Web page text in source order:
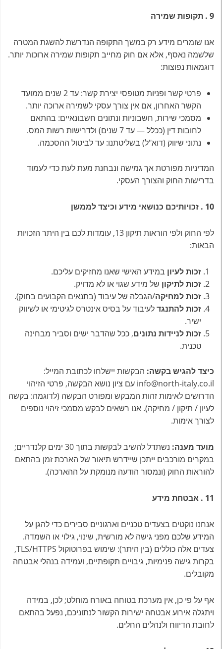
9
. תקופות שמירה
אנו שומרים מידע רק במשך התקופה הנדרשת להשגת המטרה
שלשמה נאסף, אלא אם חוק מחייב תקופות שמירה ארוכות יותר.
דוגמאות נפוצות:
פרטי קשר ופניות מטופסי יצירת קשר: עד 2 שנים ממועד
הקשר האחרון, אם אין צורך עסקי לשמירה ארוכה יותר.
מסמכי שירות, חשבוניות ונתונים חשבונאיים: בהתאם
לחובות דין (ככלל — עד 7 שנים) ולדרישות רשות המס.
נתוני שיווק (דוא"ל) בשליטתנו: עד לביטול ההסכמה.
המדיניות מפורטת אך גמישה ונבחנת מעת לעת כדי לעמוד
בדרישות החוק והצורך העסקי.
10
. זכויותיכם כנושאי מידע וכיצד לממשן
לפי החוק ולפי הוראות תיקון 13, עומדות לכם בין היתר הזכויות
הבאות:
זכות לעיון במידע האישי שאנו מחזיקים עליכם.
זכות לתיקון של מידע שגוי או לא מדויק.
זכות למחיקה/הגבלה של עיבוד (בתנאים הקבועים בחוק).
זכות להתנגדלעיבוד על בסיס אינטרס לגיטימי או לשיווק
ישיר.
זכות לניידות נתונים, ככל שהדבר ישים וסביר מבחינה
טכנית.
כיצד להגיש בקשה: הבקשות יישלחו לכתובת המייל:
info@north-italy.co.il עם ציון נושא הבקשה, פרטי הזיהוי
הדרושים לאימות זהות המבקש ומפורט הבקשה (לדוגמה: בקשה
לעיון / תיקון / מחיקה). אנו רשאים לבקש מסמכי זיהוי נוספים
לצורך אימות.
מועד מענה:
נשתדל להשיב לבקשות בתוך 30 ימים קלנדריים;
במקרים מורכבים ייתכן שיידרש תיאור של הארכת זמן בהתאם
להוראות החוק (ונמסור הודעה מנומקת על ההארכה).
11
. אבטחת מידע
אנחנו נוקטים בצעדים טכניים וארגוניים סבירים כדי להגן על
המידע שלכם מפני גישה לא מורשית, שינוי, גילוי או השמדה.
צעדים אלה כוללים (בין היתר): שימוש בפרוטוקול TLS/HTTPS,
בקרות גישה פנימיות, גיבויים תקופתיים, ועמידה בנהלי אבטחה
מקובלים.
אף על פי כן, אין מערכת בטוחה באורח מוחלט; לכן, במידה
ויתגלה אירוע אבטחה ישירות הקשור לנתוניכם, נפעל בהתאם
לחובת הדיווח ולנהלים החלים.